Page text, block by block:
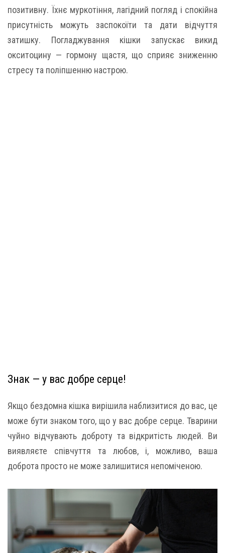
позитивну. Їхнє муркотіння, лагідний погляд і спокійна
присутність можуть заспокоїти та дати відчуття
затишку. Погладжування кішки запускає викид
окситоцину — гормону щастя, що сприяє зниженню
стресу та поліпшенню настрою.
Знак — у вас добре серце!
Якщо бездомна кішка вирішила наблизитися до вас, це
може бути знаком того, що у вас добре серце. Тварини
чуйно відчувають доброту та відкритість людей. Ви
виявляєте співчуття та любов, і, можливо, ваша
доброта просто не може залишитися непоміченою.